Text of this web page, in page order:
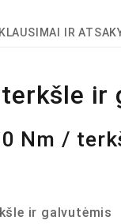
KLAUSIMAI IR
ir
Nm /
ir galvutėmis